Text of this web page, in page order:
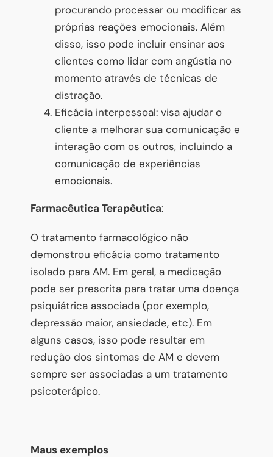
procurando processar ou modificar as
próprias reações emocionais. Além
disso, isso pode incluir ensinar aos
clientes como lidar com angústia no
momento através de técnicas de
distração.
Eficácia interpessoal: visa ajudar o
cliente a melhorar sua comunicação e
interação com os outros, incluindo a
comunicação de experiências
emocionais.
Farmacêutica Terapêutica:
O tratamento farmacológico não
demonstrou eficácia como tratamento
isolado para AM. Em geral, a medicação
pode ser prescrita para tratar uma doença
psiquiátrica associada (por exemplo,
depressão maior, ansiedade, etc). Em
alguns casos, isso pode resultar em
redução dos sintomas de AM e devem
sempre ser associadas a um tratamento
psicoterápico.
Maus exemplos